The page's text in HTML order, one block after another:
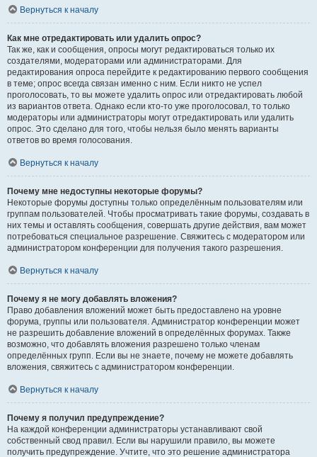
Вернуться к началу
Как мне отредактировать или удалить опрос?
Так же, как и сообщения, опросы могут редактироваться только их
создателями, модераторами или администраторами. Для
редактирования опроса перейдите к редактированию первого сообщения
в теме; опрос всегда связан именно с ним. Если никто не успел
проголосовать, то вы можете удалить опрос или отредактировать любой
из вариантов ответа. Однако если кто-то уже проголосовал, то только
модераторы или администраторы могут отредактировать или удалить
опрос. Это сделано для того, чтобы нельзя было менять варианты
ответов во время голосования.
Вернуться к началу
Почему мне недоступны некоторые форумы?
Некоторые форумы доступны только определённым пользователям или
группам пользователей. Чтобы просматривать такие форумы, создавать в
них темы и оставлять сообщения, совершать другие действия, вам может
потребоваться специальное разрешение. Свяжитесь с модератором или
администратором конференции для получения такого разрешения.
Вернуться к началу
Почему я не могу добавлять вложения?
Право добавления вложений может быть предоставлено на уровне
форума, группы или пользователя. Администратор конференции может
не разрешить добавление вложений в определённых форумах. Также
возможно, что добавлять вложения разрешено только членам
определённых групп. Если вы не знаете, почему не можете добавлять
вложения, свяжитесь с администратором конференции.
Вернуться к началу
Почему я получил предупреждение?
На каждой конференции администраторы устанавливают свой
собственный свод правил. Если вы нарушили правило, вы можете
получить предупреждение. Учтите, что это решение администратора